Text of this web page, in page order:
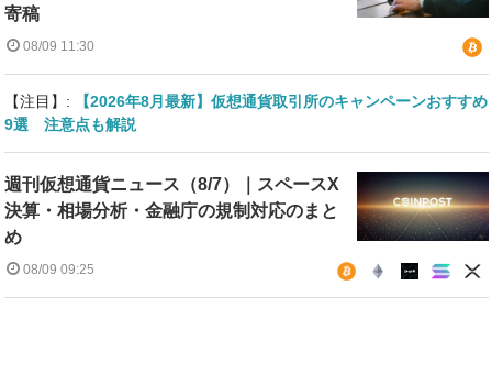
寄稿
08/09 11:30
【注目】:
【2026年8月最新】仮想通貨取引所のキャンペーンおすすめ
9選 注意点も解説
週刊仮想通貨ニュース（8/7）｜スペースX
決算・相場分析・金融庁の規制対応のまと
め
08/09 09:25